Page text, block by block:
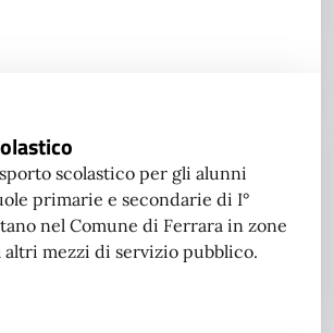
scolastico per gli alunni
primarie e secondarie di I°
nel Comune di Ferrara in zone
altri mezzi di servizio pubblico.